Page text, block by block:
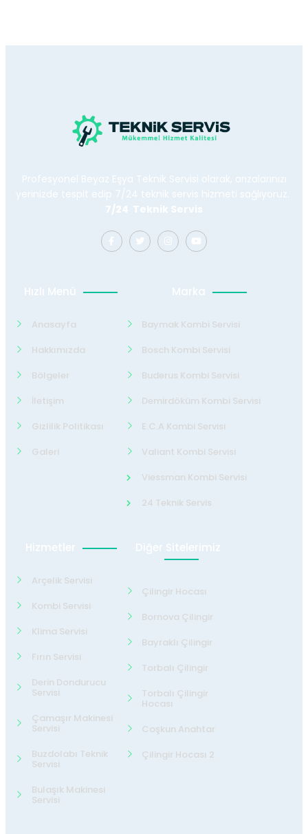
Profesyonel Beyaz Eşya Teknik Servisi olarak, arızalarınızı
yerinizde tespit edip 7/24 teknik servis hizmeti sağlıyoruz.
7/24 Teknik Servis
Hızlı Menü
Anasayfa
Hakkımızda
Bölgeler
İletişim
Gizlilik Politikası
Galeri
Marka
Baymak Kombi Servisi
Bosch Kombi Servisi
Buderus Kombi Servisi
Demirdöküm Kombi Servisi
E.C.A Kombi Servisi
Valiant Kombi Servisi
Viessman Kombi Servisi
24 Teknik Servis
Hizmetler
Arçelik Servisi
Kombi Servisi
Klima Servisi
Fırın Servisi
Derin Dondurucu
Servisi
Çamaşır Makinesi
Servisi
Buzdolabı Teknik
Servisi
Bulaşık Makinesi
Servisi
Diğer Sitelerimiz
Çilingir Hocası
Bornova Çilingir
Bayraklı Çilingir
Torbalı Çilingir
Torbalı Çilingir
Hocası
Coşkun Anahtar
Çilingir Hocası 2